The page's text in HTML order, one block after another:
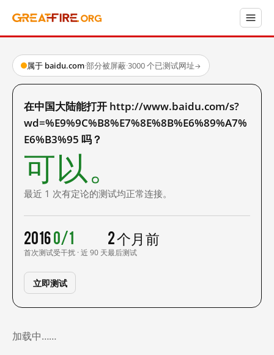
属于 baidu.com·部分被屏蔽·3000 个已测试网址→
在中国大陆能打开 http://www.baidu.com/s?
wd=%E9%9C%B8%E7%8E%8B%E6%89%A7%
E6%B3%95 吗？
可以。
最近 1 次有定论的测试均正常连接。
2016
首次测试
0/1
受干扰 · 近 90 天
2 个月前
最后测试
立即测试
加载中……